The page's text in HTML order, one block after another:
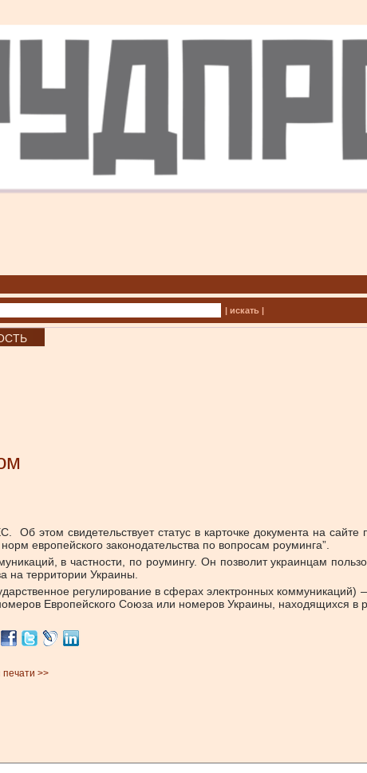
| искать |
этом свидетельствует статус в карточке документа на
европейского законодательства по вопросам роуминга”.
в частности, по роумингу. Он позволит украинцам
на территории Украины.
регулирование в сферах электронных коммуникаций)
Европейского Союза или номеров Украины, находящихся в
печати >>